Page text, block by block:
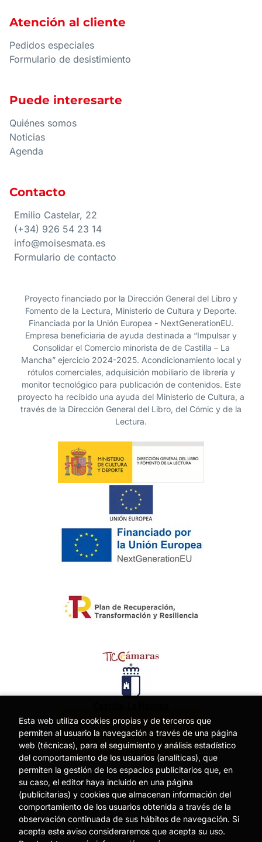
Atención al cliente
Pedidos especiales
Formulario de desistimiento
Puede interesarte
Quiénes somos
Noticias
Agenda
Contacto
Emilio Castelar, 22
(+34) 926 54 23 14
info@moisesmata.es
Formulario de contacto
Proyecto financiado por la Dirección General del Libro y
Fomento de la Lectura, Ministerio de Cultura y Deporte.
Financiada por la Unión Europea - NextGenerationEU.
Empresa beneficiaria de ayuda destinada a “Impulsar y
Consolidar el Comercio minorista de de Castilla – La
Mancha” ejercicio 2024-2025. Acondicionamiento local y
rótulos comerciales, adquisición mobiliario de librería y
monitor tecnológico para publicación de contenidos. Este
proyecto ha recibido una ayuda del Ministerio de Cultura, a
través de la Dirección General del Libro, del Cómic y de la
Lectura.
Esta web utiliza cookies propias y de terceros que
permiten al usuario la navegación a través de una página
web (técnicas), para el seguimiento y análisis estadístico
del comportamiento de los usuarios (analíticas), que
permiten la gestión de los espacios publicitarios que, en
su caso, el editor haya incluido en una página
(publicitarias) y cookies que almacenan información del
comportamiento de los usuarios obtenida a través de la
observación continuada de sus hábitos de navegación. Si
acepta este aviso consideraremos que acepta su uso.